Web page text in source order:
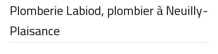
Plomberie Labiod, plombier à Neuilly-
Plaisance